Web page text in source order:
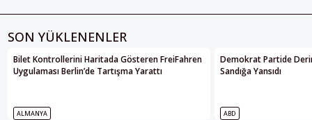
SON YÜKLENENLER
Bilet Kontrollerini Haritada Gösteren FreiFahren
Uygulaması Berlin’de Tartışma Yarattı
ALMANYA
Demokrat Partide
Sandığa Yansıdı
ABD